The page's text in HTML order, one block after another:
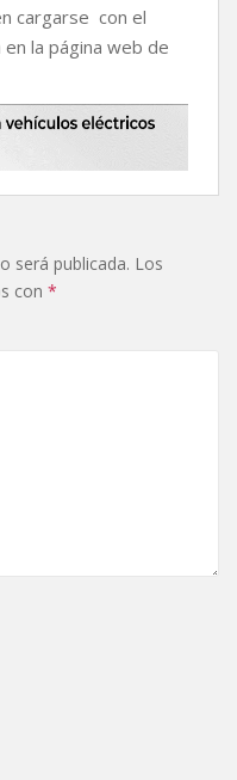
cargarse con el
la página web de
será publicada. Los
con *